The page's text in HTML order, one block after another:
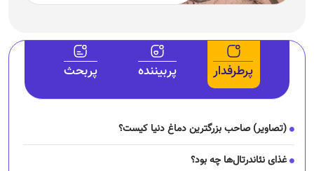
پرطرفدار پربیننده پربحث
(تصاویر) صاحب بزرگترین دماغ دنیا کیست؟
غذای نئاندرتال‌ها چه بود؟